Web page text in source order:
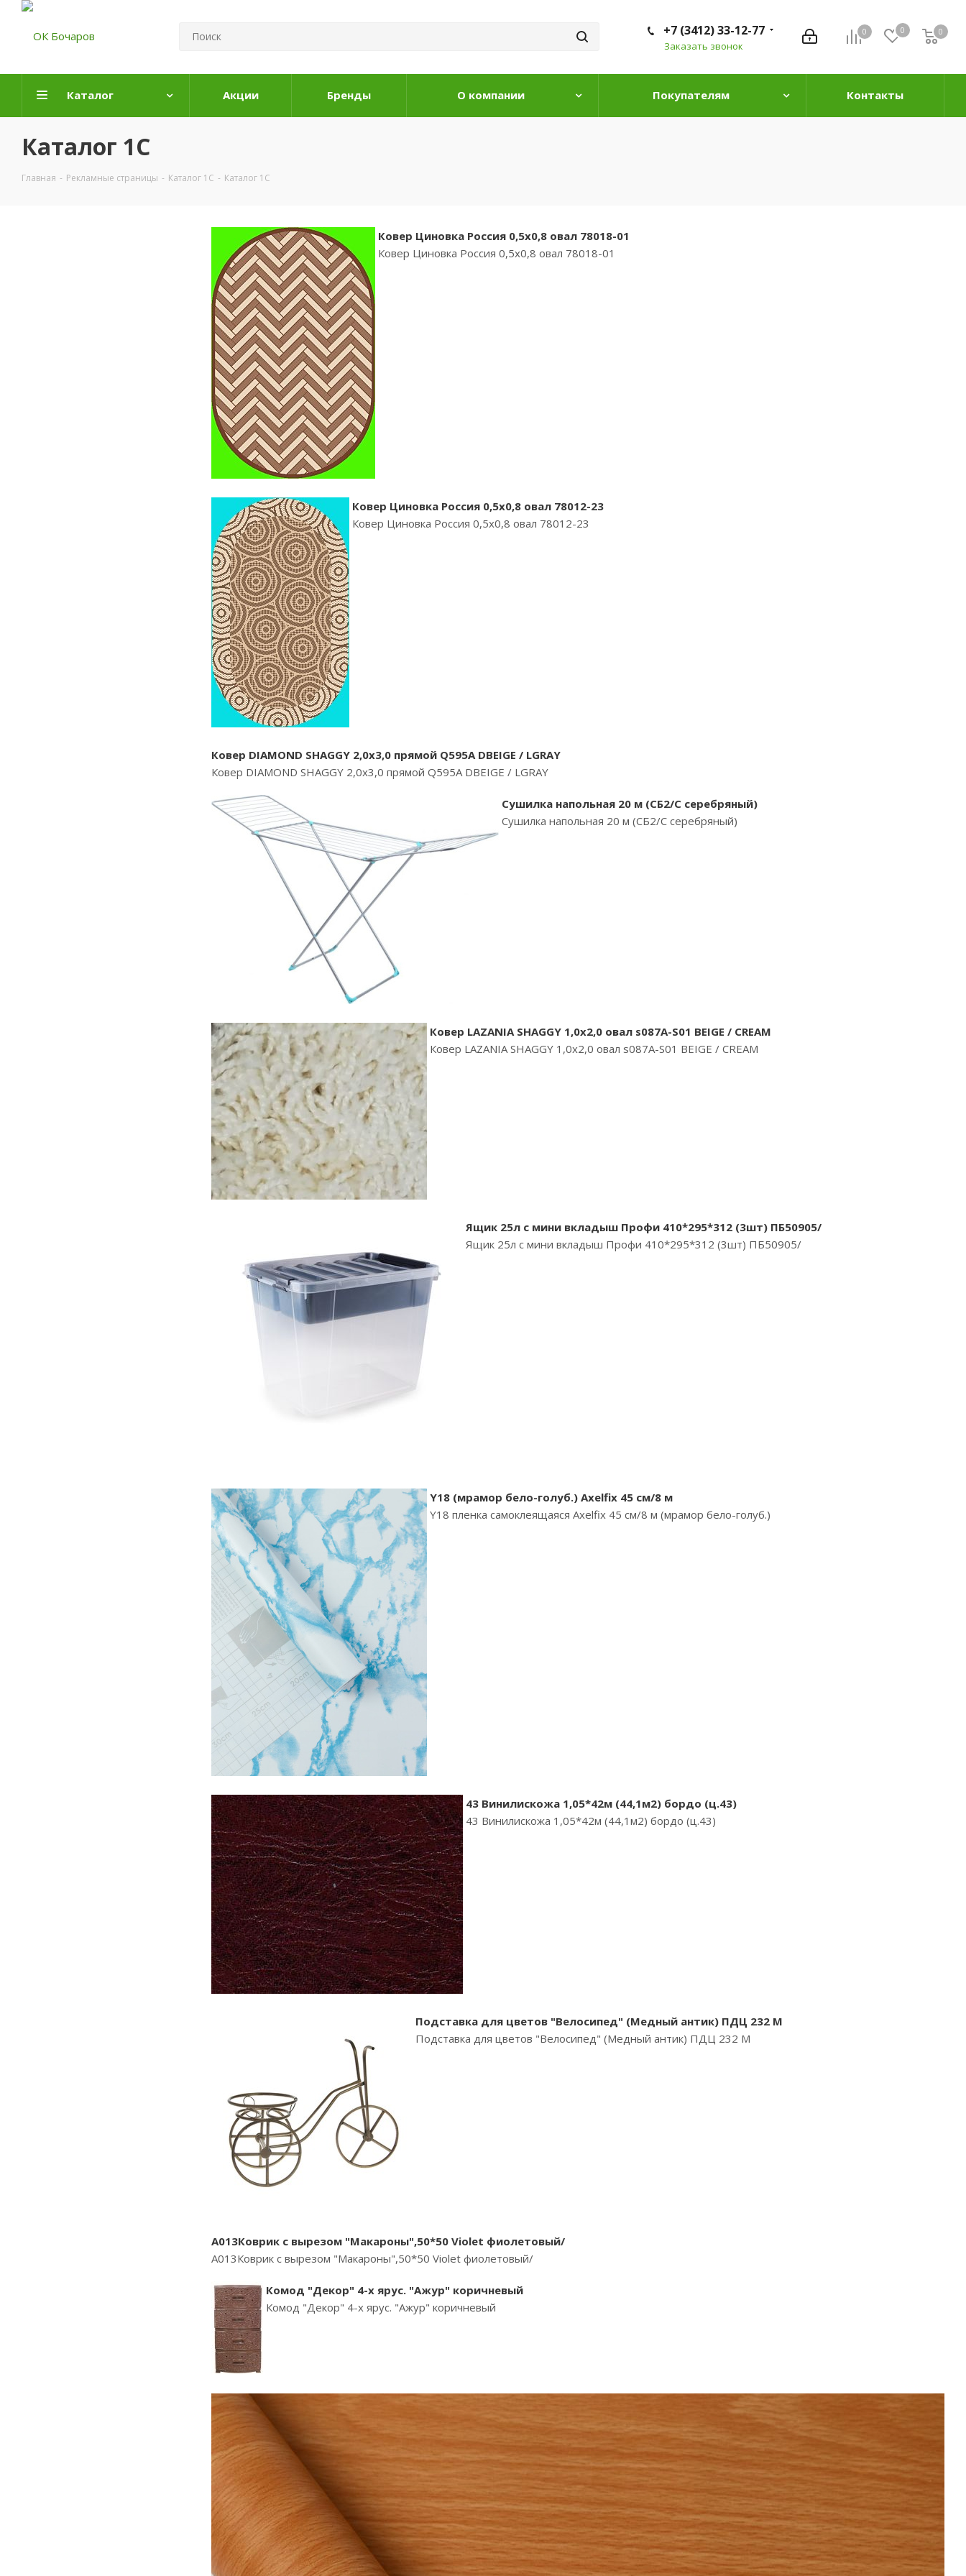
0 0 0
0
+7 (3412) 33-12-77
Заказать звонок
Каталог Акции Бренды О компании Покупателям Контакты
Каталог 1С
Главная - Рекламные страницы - Каталог 1С - Каталог 1С
Ковер Циновка Россия 0,5х0,8 овал 78018-01
Ковер Циновка Россия 0,5х0,8 овал 78018-01
Ковер Циновка Россия 0,5х0,8 овал 78012-23
Ковер Циновка Россия 0,5х0,8 овал 78012-23
Ковер DIAMOND SHAGGY 2,0х3,0 прямой Q595A DBEIGE / LGRAY
Ковер DIAMOND SHAGGY 2,0х3,0 прямой Q595A DBEIGE / LGRAY
Сушилка напольная 20 м (СБ2/С серебряный)
Сушилка напольная 20 м (СБ2/С серебряный)
Ковер LAZANIA SHAGGY 1,0х2,0 овал s087A-S01 BEIGE / CREAM
Ковер LAZANIA SHAGGY 1,0х2,0 овал s087A-S01 BEIGE / CREAM
Ящик 25л с мини вкладыш Профи 410*295*312 (3шт) ПБ50905/
Ящик 25л с мини вкладыш Профи 410*295*312 (3шт) ПБ50905/
Y18 (мрамор бело-голуб.) Axelfix 45 см/8 м
Y18 пленка самоклеящаяся Axelfix 45 см/8 м (мрамор бело-голуб.)
43 Винилискожа 1,05*42м (44,1м2) бордо (ц.43)
43 Винилискожа 1,05*42м (44,1м2) бордо (ц.43)
Подставка для цветов "Велосипед" (Медный антик) ПДЦ 232 М
Подставка для цветов "Велосипед" (Медный антик) ПДЦ 232 М
A013Коврик с вырезом "Макароны",50*50 Violet фиолетовый/
A013Коврик с вырезом "Макароны",50*50 Violet фиолетовый/
Комод "Декор" 4-х ярус. "Ажур" коричневый
Комод "Декор" 4-х ярус. "Ажур" коричневый